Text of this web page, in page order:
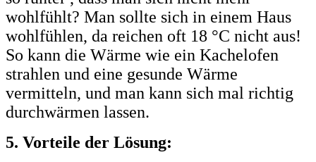
wohlfühlt? Man sollte sich in einem Haus
wohlfühlen, da reichen oft 18 °C nicht aus!
So kann die Wärme wie ein Kachelofen
strahlen und eine gesunde Wärme
vermitteln, und man kann sich mal richtig
durchwärmen lassen.
5. Vorteile der Lösung: